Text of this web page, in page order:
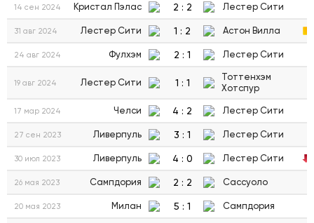
14 сен 2024 Кристал Пэлас 2 : 2 Лестер Сити
31 авг 2024 Лестер Сити 1 : 2 Астон Вилла
24 авг 2024 Фулхэм 2 : 1 Лестер Сити
19 авг 2024 Лестер Сити 1 : 1
Тоттенхэм
Хотспур
17 мар 2024 Челси 4 : 2 Лестер Сити
27 сен 2023 Ливерпуль 3 : 1 Лестер Сити
30 июл 2023 Ливерпуль 4 : 0 Лестер Сити
26 мая 2023 Сампдория 2 : 2 Сассуоло
20 мая 2023 Милан 5 : 1 Сампдория